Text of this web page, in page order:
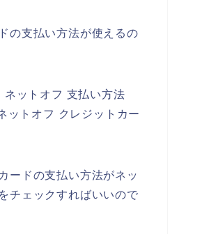
の支払い方法が使えるの
ネットオフ 支払い方法
ットオフ クレジットカー
ードの支払い方法がネッ
チェックすればいいので